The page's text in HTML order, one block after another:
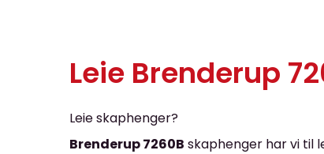
Leie Brenderup
Leie skaphenger?
Brenderup 7260B skaphenger har vi til